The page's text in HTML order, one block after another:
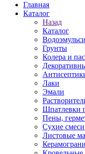
Главная
Каталог
Назад
Каталог
Грунты
Колера и
Лаки
Эмали
Шпатлевки
Пены,
Сухие смеси
Листовые